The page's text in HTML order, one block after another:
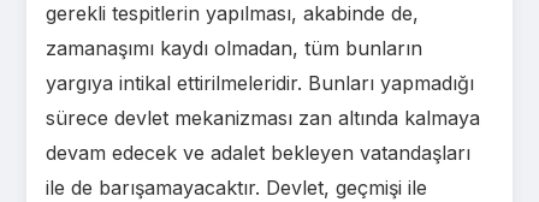
gerekli tespitlerin yapılması, akabinde de,
zamanaşımı kaydı olmadan, tüm bunların
yargıya intikal ettirilmeleridir. Bunları yapmadığı
sürece devlet mekanizması zan altında kalmaya
devam edecek ve adalet bekleyen vatandaşları
ile de barışamayacaktır. Devlet, geçmişi ile